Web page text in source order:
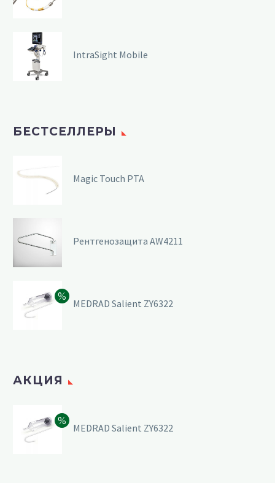
IntraSight Mobile
БЕСТСЕЛЛЕРЫ
Magic Touch PTA
Рентгенозащита AW4211
MEDRAD Salient ZY6322
АКЦИЯ
MEDRAD Salient ZY6322